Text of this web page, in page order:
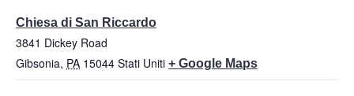
Chiesa di San Riccardo
3841 Dickey Road
Gibsonia, PA 15044 Stati Uniti + Google Maps